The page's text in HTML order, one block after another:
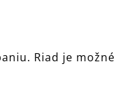
Riad je možné